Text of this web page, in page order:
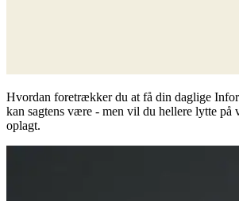
Hvordan foretrækker du at få din daglige
kan sagtens være - men vil du hellere lytte på
oplagt.